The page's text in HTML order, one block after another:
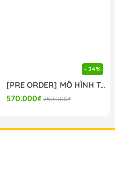
- 24%
[PRE ORDER] MÔ HÌNH To Aru Kagaku no Railgun - Misaka Mikoto - Moflock - Fluffy Bunny Ver. (Taito) FIGURE CHÍNH HÃNG
570.000₫ 750.000₫